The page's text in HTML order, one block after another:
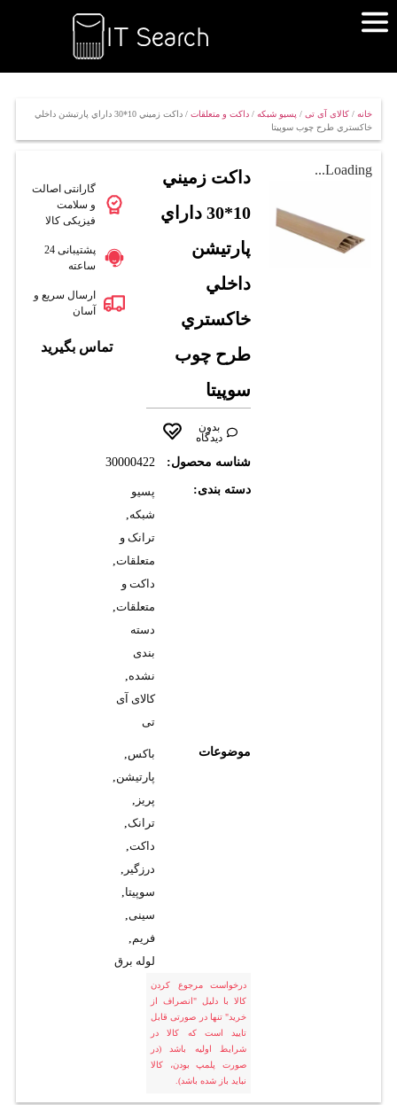
خانه/ کالای آی تی/ پسیو شبکه/ داکت و متعلقات
/ داکت زميني 10*30 داراي پارتيشن داخلي
خاکستري طرح چوب سوپيتا
Loading...
داکت زميني
10*30 داراي
پارتيشن
داخلي
خاکستري
طرح چوب
سوپيتا
بدون
دیدگاه
شناسه محصول: 30000422
دسته بندی:
پسیو
شبکه,
ترانک و
متعلقات,
داکت و
متعلقات,
دسته
بندی
نشده,
کالای آی
تی
موضوعات باکس,
پارتیشن,
پریز ,
ترانک,
داکت,
درزگیر ,
سوپیتا,
سینی,
فریم,
لوله برق
درخواست مرجوع کردن
کالا با دلیل "انصراف از
خرید" تنها در صورتی قابل
تایید است که کالا در
شرایط اولیه باشد (در
صورت پلمپ بودن، کالا
نباید باز شده باشد).
گارانتی اصالت
و سلامت
فیزیکی کالا
پشتیبانی 24
ساعته
ارسال سریع و
آسان
تماس بگیرید